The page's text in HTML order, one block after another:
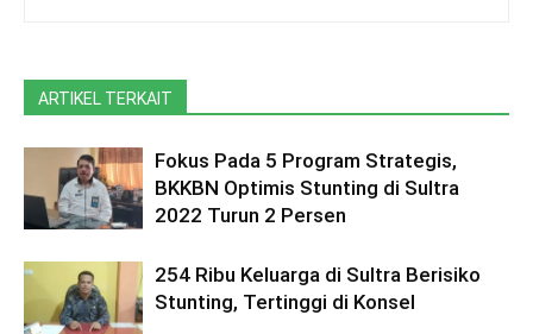
ARTIKEL TERKAIT
Fokus Pada 5 Program Strategis,
BKKBN Optimis Stunting di Sultra
2022 Turun 2 Persen
254 Ribu Keluarga di Sultra Berisiko
Stunting, Tertinggi di Konsel